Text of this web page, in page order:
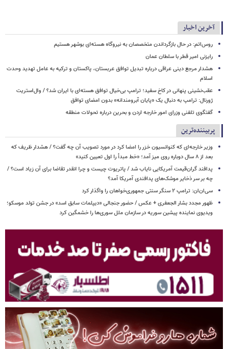
آخرین اخبار
روس‌اتم: در حال بازگرداندن متخصصان به نیروگاه هسته‌ای بوشهر هستیم
رایزنی امیر قطر با سلطان عمان
هشدار مرجع دینی عراقی درباره تبدیل توافق عربستان، پاکستان و ترکیه به عامل تهدید وحدت
اسلام
عقب‌نشینی پنهانی در کاخ سفید؛ ترامپ بی‌خیال توافق هسته‌ای با ایران شد؟ / وال‌استریت
ژورنال: ترامپ به دنبال یک «پایان آبرومندانه» بدون امضای توافق
گفتگوی تلفنی وزرای امور خارجه اردن و بحرین درباره تحولات منطقه
پربیننده‌ترین
وزیر خارجه‌ای که کنوانسیون خزر را امضا کرد در مورد تصویب آن چه گفت؟ / هشدار ظریف که
بعد از ۸ سال دوباره روی میز آمد؛ «خط مبدأ را اول تعیین کنید»
پدافند گران‌قیمت آمریکایی نایاب شد / پاتریوت چیست و چرا انقدر تقاضا برای آن زیاد است؟ /
چه بر سر ذخایر موشک‌های پدافندی آمریکا آمد؟
سی‌ان‌ان: ترامپ ۲ سنگر سنتی جمهوری‌خواهان را واگذار کرد
ظهور مجدد بشار الجعفری + عکس / حضور جنجالی «دیپلمات سابق اسد» در جشن تولد موسکو؛
ویدیوی نماینده پیشین سوریه در سازمان ملل سوری‌ها را خشمگین کرد